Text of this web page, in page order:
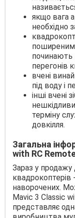
якщо вага
необхідно
поширеним
починають
перегонів
вчені
під воду і
інші вчені
терміну
довкілля.
Загальна
with RC
Зараз у продажу
квадрокоптерів
наворочених.
Mavic 3 Classic
представляє